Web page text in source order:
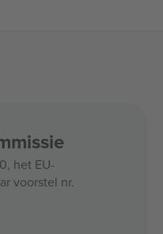
het EU-
voorstel nr.